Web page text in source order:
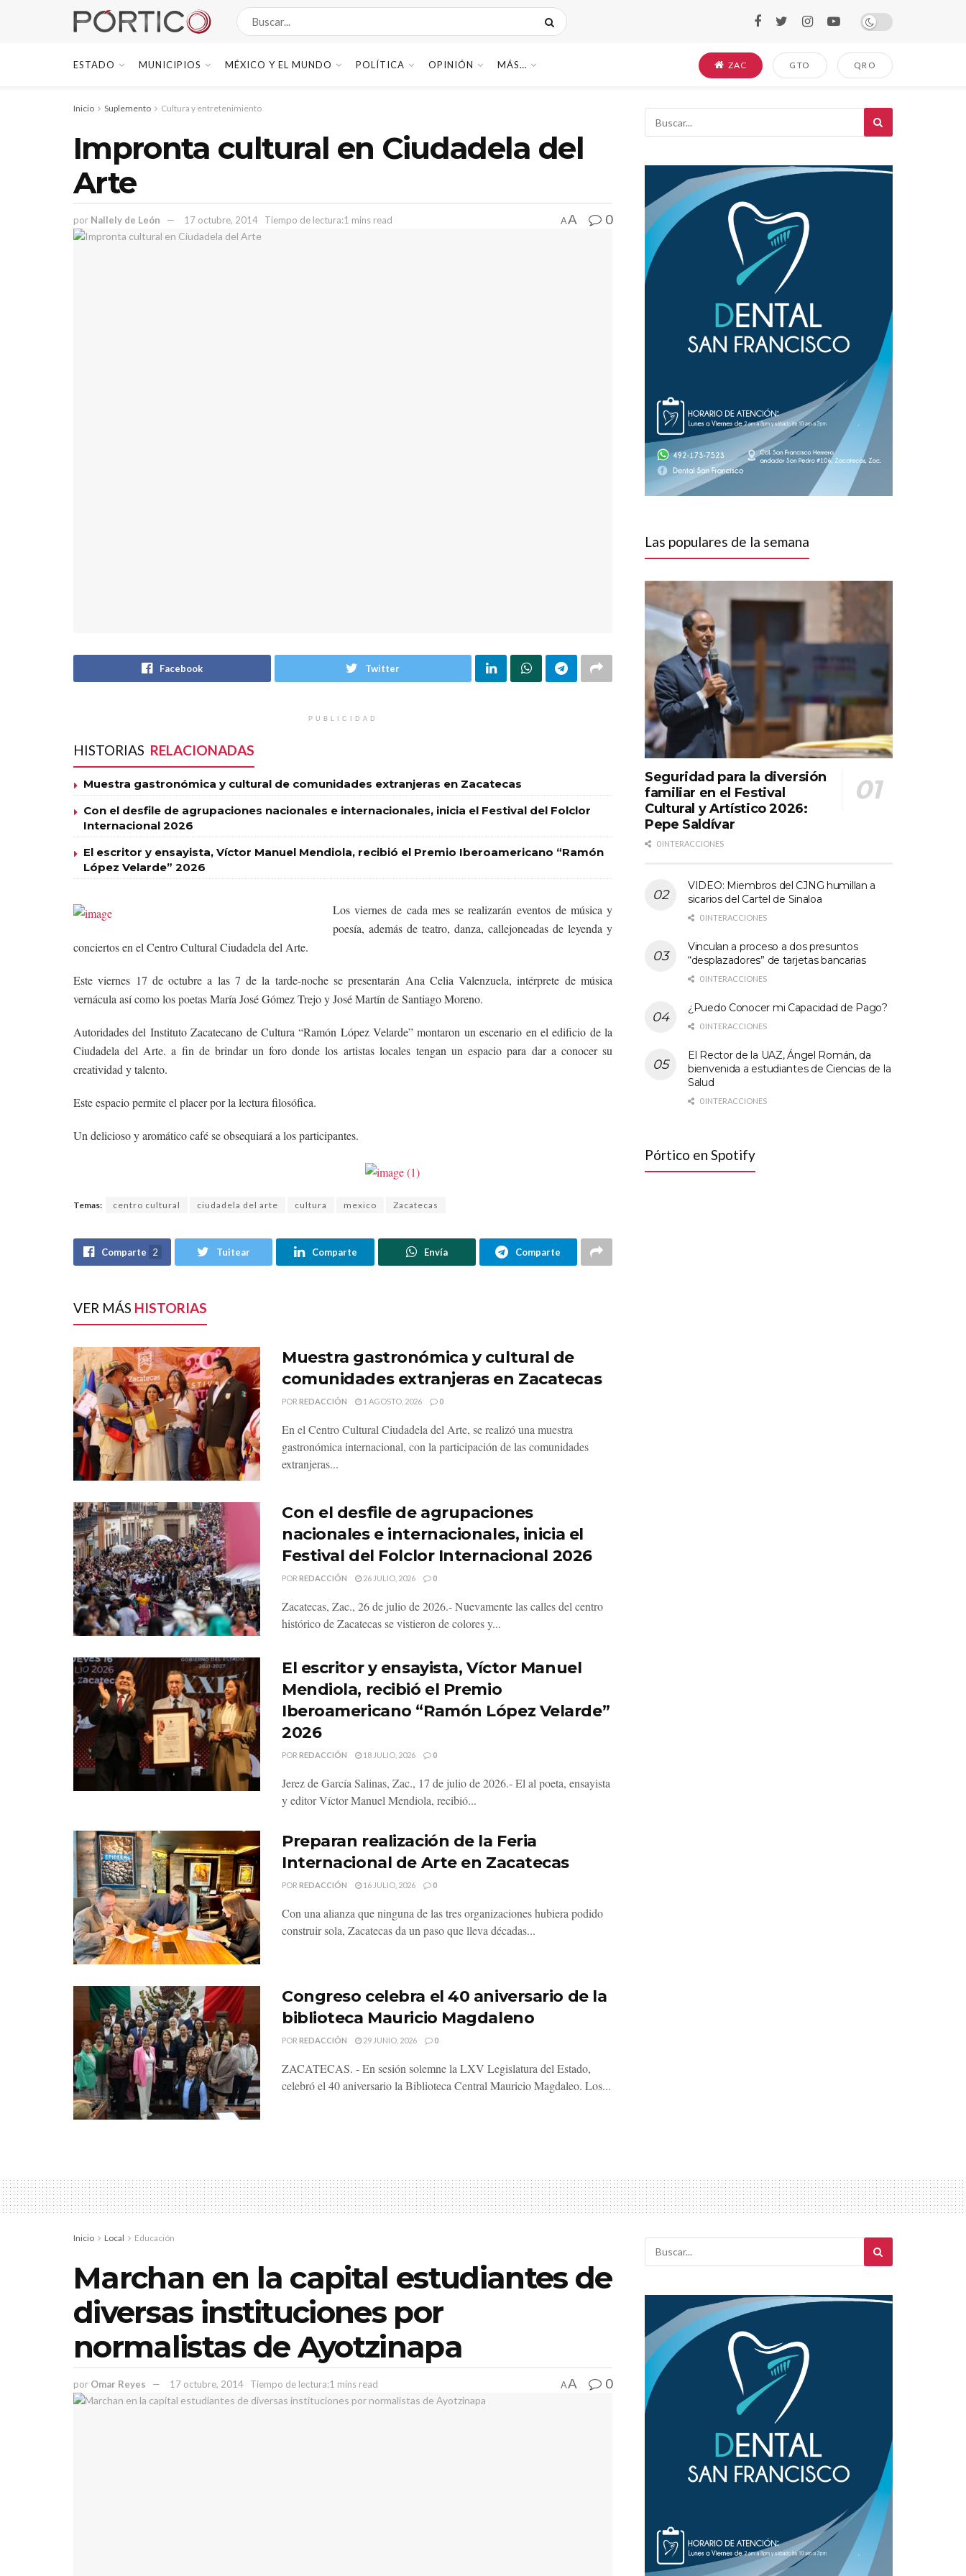
ESTADO MUNICIPIOS MÉXICO Y EL MUNDO POLÍTICA OPINIÓN MÁS… ZAC GTO QRO
Inicio Suplemento Cultura y entretenimiento
Impronta cultural en Ciudadela del
Arte
por Nallely de León 17 octubre, 2014 Tiempo de lectura:1 mins read AA 0
Facebook Twitter
PUBLICIDAD
HISTORIAS RELACIONADAS
Muestra gastronómica y cultural de comunidades extranjeras en Zacatecas
Con el desfile de agrupaciones nacionales e internacionales, inicia el Festival del Folclor
Internacional 2026
El escritor y ensayista, Víctor Manuel Mendiola, recibió el Premio Iberoamericano “Ramón
López Velarde” 2026
Los viernes de cada mes se realizarán eventos de música y
poesía, además de teatro, danza, callejoneadas de leyenda y
conciertos en el Centro Cultural Ciudadela del Arte.
Este viernes 17 de octubre a las 7 de la tarde-noche se presentarán Ana Celia Valenzuela, intérprete de música
vernácula así como los poetas María José Gómez Trejo y José Martín de Santiago Moreno.
Autoridades del Instituto Zacatecano de Cultura “Ramón López Velarde” montaron un escenario en el edificio de la
Ciudadela del Arte. a fin de brindar un foro donde los artistas locales tengan un espacio para dar a conocer su
creatividad y talento.
Este espacio permite el placer por la lectura filosófica.
Un delicioso y aromático café se obsequiará a los participantes.
Temas: centro cultural ciudadela del arte cultura mexico Zacatecas
Comparte 2 Tuitear Comparte Envía Comparte
VER MÁS HISTORIAS
Muestra gastronómica y cultural de
comunidades extranjeras en Zacatecas
POR REDACCIÓN 1 AGOSTO, 2026 0
En el Centro Cultural Ciudadela del Arte, se realizó una muestra
gastronómica internacional, con la participación de las comunidades
extranjeras...
Con el desfile de agrupaciones
nacionales e internacionales, inicia el
Festival del Folclor Internacional 2026
POR REDACCIÓN 26 JULIO, 2026 0
Zacatecas, Zac., 26 de julio de 2026.- Nuevamente las calles del centro
histórico de Zacatecas se vistieron de colores y...
El escritor y ensayista, Víctor Manuel
Mendiola, recibió el Premio
Iberoamericano “Ramón López Velarde”
2026
POR REDACCIÓN 18 JULIO, 2026 0
Jerez de García Salinas, Zac., 17 de julio de 2026.- El al poeta, ensayista
y editor Víctor Manuel Mendiola, recibió...
Preparan realización de la Feria
Internacional de Arte en Zacatecas
POR REDACCIÓN 16 JULIO, 2026 0
Con una alianza que ninguna de las tres organizaciones hubiera podido
construir sola, Zacatecas da un paso que lleva décadas...
Congreso celebra el 40 aniversario de la
biblioteca Mauricio Magdaleno
POR REDACCIÓN 29 JUNIO, 2026 0
ZACATECAS. - En sesión solemne la LXV Legislatura del Estado,
celebró el 40 aniversario la Biblioteca Central Mauricio Magdaleo. Los...
Las populares de la semana
Seguridad para la diversión
familiar en el Festival
Cultural y Artístico 2026:
Pepe Saldívar
0 INTERACCIONES
VIDEO: Miembros del CJNG humillan a
sicarios del Cartel de Sinaloa
0 INTERACCIONES
Vinculan a proceso a dos presuntos
“desplazadores” de tarjetas bancarias
0 INTERACCIONES
¿Puedo Conocer mi Capacidad de Pago?
0 INTERACCIONES
El Rector de la UAZ, Ángel Román, da
bienvenida a estudiantes de Ciencias de la
Salud
0 INTERACCIONES
Pórtico en Spotify
Inicio Local Educación
Marchan en la capital estudiantes de
diversas instituciones por
normalistas de Ayotzinapa
por Omar Reyes 17 octubre, 2014 Tiempo de lectura:1 mins read AA 0